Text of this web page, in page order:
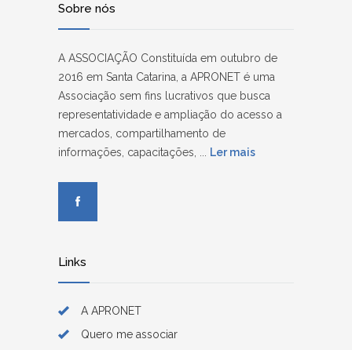
Sobre nós
A ASSOCIAÇÃO Constituída em outubro de
2016 em Santa Catarina, a APRONET é uma
Associação sem fins lucrativos que busca
representatividade e ampliação do acesso a
mercados, compartilhamento de
informações, capacitações, ...
Ler mais
Links
A APRONET
Quero me associar